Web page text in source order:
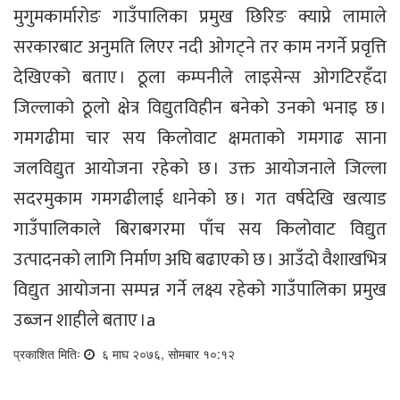
मुगुमकार्मारोङ गाउँपालिका प्रमुख छिरिङ क्याप्ने लामाले
सरकारबाट अनुमति लिएर नदी ओगट्ने तर काम नगर्ने प्रवृत्ति
देखिएको बताए । ठूला कम्पनीले लाइसेन्स ओगटिरहँदा
जिल्लाको ठूलो क्षेत्र विद्युतविहीन बनेको उनको भनाइ छ ।
गमगढीमा चार सय किलोवाट क्षमताको गमगाढ साना
जलविद्युत आयोजना रहेको छ । उक्त आयोजनाले जिल्ला
सदरमुकाम गमगढीलाई धानेको छ । गत वर्षदेखि खत्याड
गाउँपालिकाले बिराबगरमा पाँच सय किलोवाट विद्युत
उत्पादनको लागि निर्माण अघि बढाएको छ । आउँदो वैशाखभित्र
विद्युत आयोजना सम्पन्न गर्ने लक्ष्य रहेको गाउँपालिका प्रमुख
उब्जन शाहीले बताए ।a
प्रकाशित मितिः ६ माघ २०७६, सोमबार १०:१२